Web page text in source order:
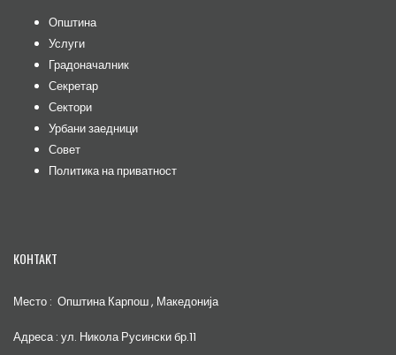
Општина
Услуги
Градоначалник
Секретар
Сектори
Урбани заедници
Совет
Политика на приватност
КОНТАКТ
Место : Општина Карпош , Македонија
Адреса : ул. Никола Русински бр.11